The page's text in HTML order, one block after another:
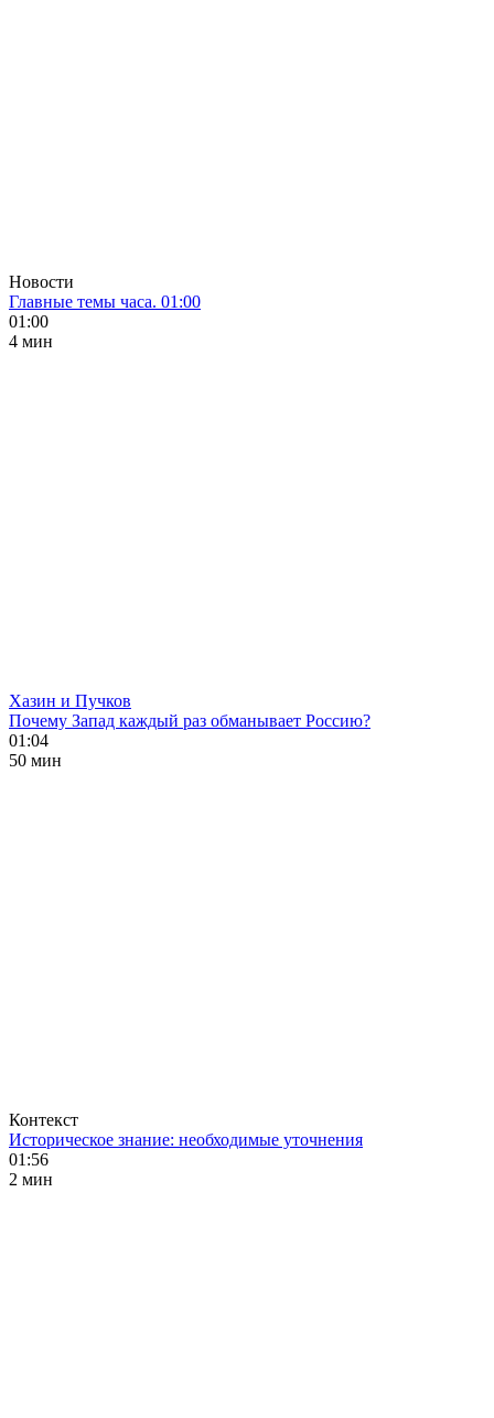
Новости
Главные темы часа. 01:00
01:00
4 мин
Хазин и Пучков
Почему Запад каждый раз обманывает Россию?
01:04
50 мин
Контекст
Историческое знание: необходимые уточнения
01:56
2 мин